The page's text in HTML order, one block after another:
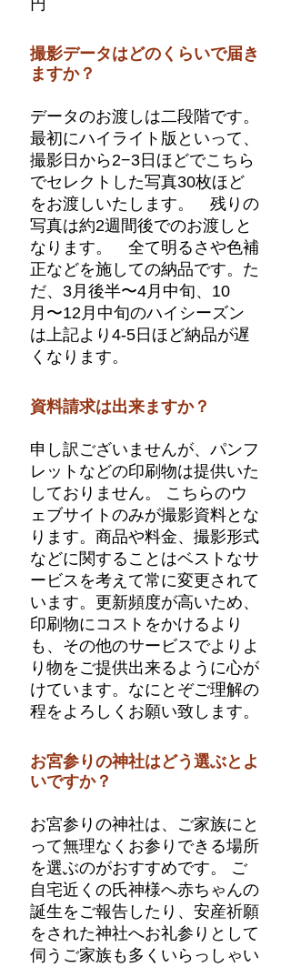
円
撮影データはどのくらいで届き
ますか？
データのお渡しは二段階です。
最初にハイライト版といって、
撮影日から2−3日ほどでこちら
でセレクトした写真30枚ほど
をお渡しいたします。 残りの
写真は約2週間後でのお渡しと
なります。 全て明るさや色補
正などを施しての納品です。 ​ ​た
だ、3月後半〜4月中旬、10
月〜12月中旬のハイシーズン
は上記より4-5日ほど納品が遅
くなります。
資料請求は出来ますか？
申し訳ございませんが、パンフ
レットなどの印刷物は提供いた
しておりません。 こちらのウ
ェブサイトのみが撮影資料とな
ります。商品や料金、撮影形式
などに関することはベストなサ
ービスを考えて常に変更されて
います。更新頻度が高いため、
印刷物にコストをかけるより
も、その他のサービスでよりよ
り物をご提供出来るように心が
けています。なにとぞご理解の
程をよろしくお願い致します。
お宮参りの神社はどう選ぶとよ
いですか？
お宮参りの神社は、ご家族にと
って無理なくお参りできる場所
を選ぶのがおすすめです。 ご
自宅近くの氏神様へ赤ちゃんの
誕生をご報告したり、安産祈願
をされた神社へお礼参りとして
伺うご家族も多くいらっしゃい